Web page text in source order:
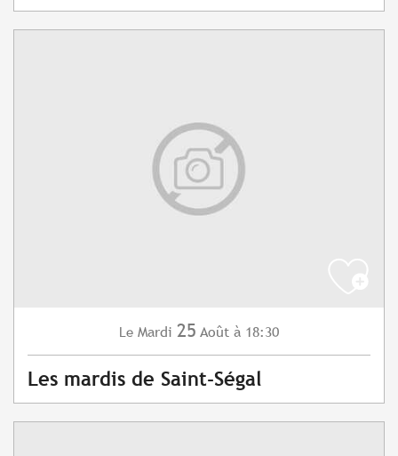
Le Mardi 25 Août à 18:30
Les mardis de Saint-Ségal